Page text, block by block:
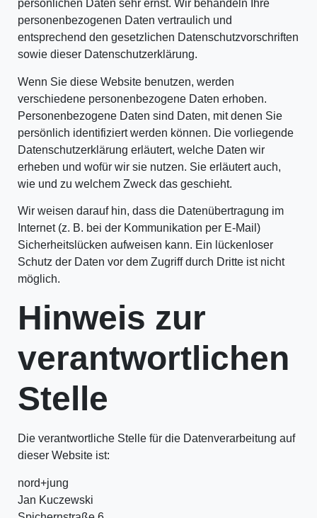
persönlichen Daten sehr ernst. Wir behandeln Ihre
personenbezogenen Daten vertraulich und
entsprechend den gesetzlichen Datenschutzvorschriften
sowie dieser Datenschutzerklärung.
Wenn Sie diese Website benutzen, werden
verschiedene personenbezogene Daten erhoben.
Personenbezogene Daten sind Daten, mit denen Sie
persönlich identifiziert werden können. Die vorliegende
Datenschutzerklärung erläutert, welche Daten wir
erheben und wofür wir sie nutzen. Sie erläutert auch,
wie und zu welchem Zweck das geschieht.
Wir weisen darauf hin, dass die Datenübertragung im
Internet (z. B. bei der Kommunikation per E-Mail)
Sicherheitslücken aufweisen kann. Ein lückenloser
Schutz der Daten vor dem Zugriff durch Dritte ist nicht
möglich.
Hinweis zur
verantwortlichen
Stelle
Die verantwortliche Stelle für die Datenverarbeitung auf
dieser Website ist:
nord+jung
Jan Kuczewski